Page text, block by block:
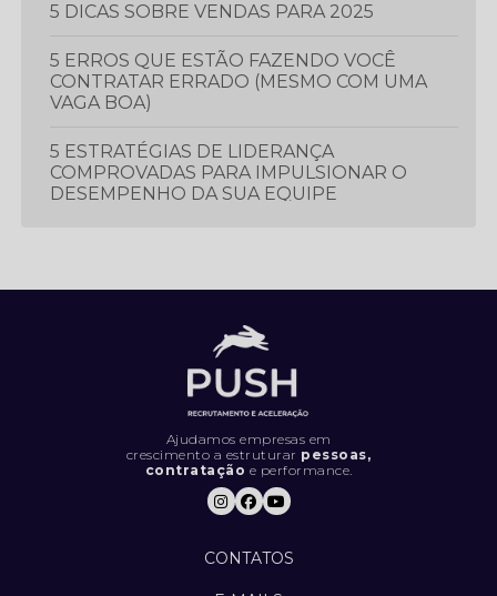
5 DICAS SOBRE VENDAS PARA 2025
5 ERROS QUE ESTÃO FAZENDO VOCÊ
CONTRATAR ERRADO (MESMO COM UMA
VAGA BOA)
5 ESTRATÉGIAS DE LIDERANÇA
COMPROVADAS PARA IMPULSIONAR O
DESEMPENHO DA SUA EQUIPE
O DESEMPENHO DA SUA EQUIPE DE
CONTRATANDO DA FORMA ERRADA (E
COMO RESOLVER).
Ajudamos empresas em
crescimento a estruturar pessoas,
contratação e performance.
CONTATOS